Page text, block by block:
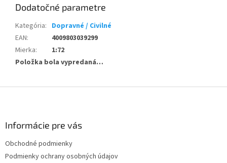
Dodatočné parametre
Kategória: Dopravné / Civilné
EAN:
4009803039299
Mierka:
1:72
Položka bola vypredaná…
Informácie pre vás
Obchodné podmienky
Podmienky ochrany osobných údajov